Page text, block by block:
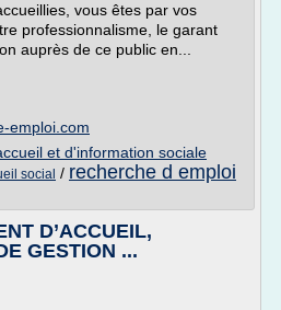
vous êtes par vos
professionnalisme, le garant
auprès de ce public en...
emploi.com
et d'information sociale
social / recherche d emploi
D’ACCUEIL,
GESTION ...